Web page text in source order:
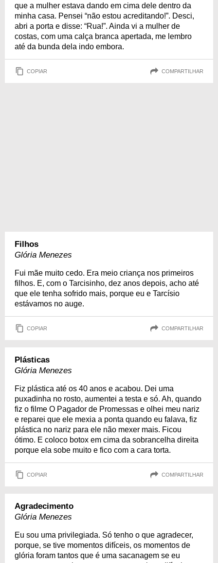
que a mulher estava dando em cima dele dentro da
minha casa. Pensei “não estou acreditando!”. Desci,
abri a porta e disse: “Rua!”. Ainda vi a mulher de
costas, com uma calça branca apertada, me lembro
até da bunda dela indo embora.
COPIAR COMPARTILHAR
Filhos
Glória Menezes
Fui mãe muito cedo. Era meio criança nos primeiros
filhos. E, com o Tarcisinho, dez anos depois, acho até
que ele tenha sofrido mais, porque eu e Tarcísio
estávamos no auge.
COPIAR COMPARTILHAR
Plásticas
Glória Menezes
Fiz plástica até os 40 anos e acabou. Dei uma
puxadinha no rosto, aumentei a testa e só. Ah, quando
fiz o filme O Pagador de Promessas e olhei meu nariz
e reparei que ele mexia a ponta quando eu falava, fiz
plástica no nariz para ele não mexer mais. Ficou
ótimo. E coloco botox em cima da sobrancelha direita
porque ela sobe muito e fico com a cara torta.
COPIAR COMPARTILHAR
Agradecimento
Glória Menezes
Eu sou uma privilegiada. Só tenho o que agradecer,
porque, se tive momentos difíceis, os momentos de
glória foram tantos que é uma sacanagem se eu